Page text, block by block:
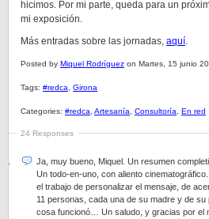
hicimos. Por mi parte, queda para un
mi exposición.
Más entradas sobre las jornadas, aquí.
Posted by Miquel Rodríguez on Martes, 15 junio
Tags: #redca Girona
Categories: #redca Artesanía Consultoría En red
24 Responses
Ja, muy bueno, Miquel. Un resumen
Un todo-en-uno, con aliento
el trabajo de personalizar el mensaje, de
11 personas, cada una de su madre y de
cosa funcionó… Un saludo, y gracias por el